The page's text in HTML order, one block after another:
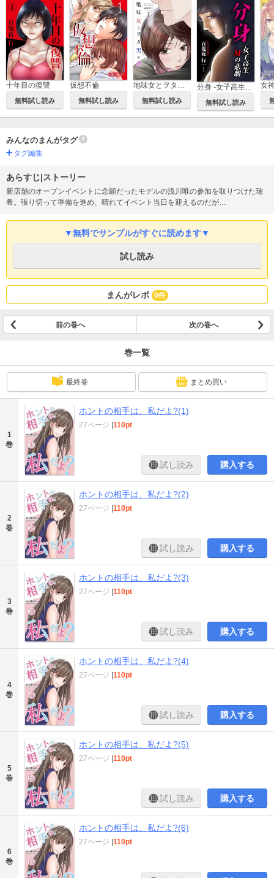
十年目の復讐
無料試し読み
仮想不倫
無料試し読み
地味女とヲタ男の恋
無料試し読み 無料試し読み
女
みんなのまんがタグ
タグ編集
あらすじ|ストーリー
新店舗のオープンイベントに念願だったモデルの浅川唯の参加を取りつけた瑞
希。張り切って準備を進め、晴れてイベント当日を迎えるのだが…
▼無料でサンプルがすぐに読めます▼
試し読み
まんがレポ 0件
前の巻へ 次の巻へ
巻一覧
最終巻 まとめ買い
1
巻
ホントの相手は、私だよ?(1)
27ページ |110pt
試し読み 購入する
2
巻
ホントの相手は、私だよ?(2)
27ページ |110pt
試し読み 購入する
3
巻
ホントの相手は、私だよ?(3)
27ページ |110pt
試し読み 購入する
4
巻
ホントの相手は、私だよ?(4)
27ページ |110pt
試し読み 購入する
5
巻
ホントの相手は、私だよ?(5)
27ページ |110pt
試し読み 購入する
6
巻
ホントの相手は、私だよ?(6)
27ページ |110pt